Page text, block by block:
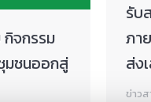
รับ
ภา
ส่ง
ข่าวส
กิจกรรม
ชนออกสู่